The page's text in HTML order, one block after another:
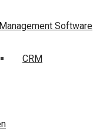
Management Software
CRM